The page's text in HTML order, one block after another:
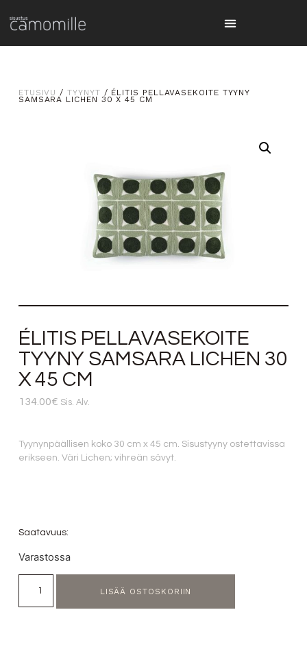
ETUSIVU /TYYNYT / ÉLITIS PELLAVASEKOITE TYYNY
SAMSARA LICHEN 30 X 45 CM
ÉLITIS PELLAVASEKOITE
TYYNY SAMSARA LICHEN 30
X 45 CM
134.00€ Sis. Alv.
Tyynynpäällisen koko 30 cm x 45 cm. Sisustyyny ostettavissa
erikseen. Väri Lichen; vihreän sävyt.
Saatavuus:
Varastossa
LISÄÄ OSTOSKORIIN